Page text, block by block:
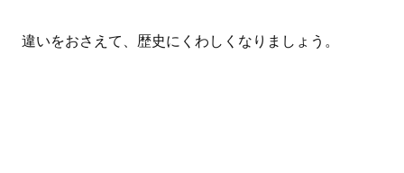
違いをおさえて、歴史にくわしくなりましょう。